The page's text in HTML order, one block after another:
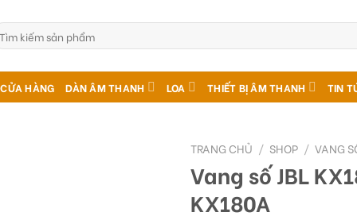
CỬA HÀNG DÀN ÂM THANH LOA THIẾT BỊ ÂM THANH TIN
TRANG CHỦ / SHOP / VANG
Vang số JBL
KX180A